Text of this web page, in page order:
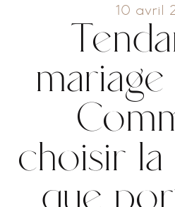
10 avril
choisir
que